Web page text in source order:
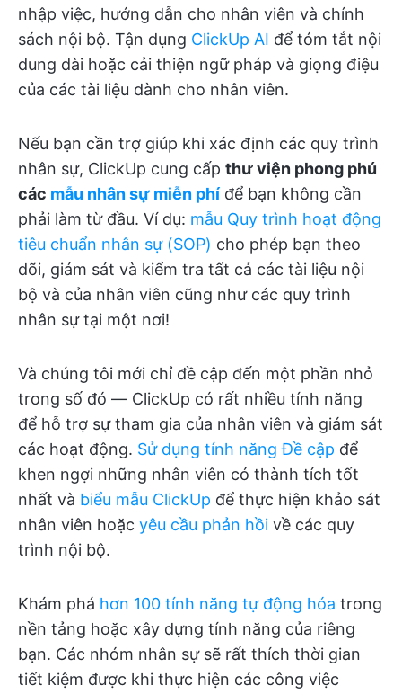
nhập việc, hướng dẫn cho nhân viên và chính
sách nội bộ. Tận dụng ClickUp AI để tóm tắt nội
dung dài hoặc cải thiện ngữ pháp và giọng điệu
của các tài liệu dành cho nhân viên.
Nếu bạn cần trợ giúp khi xác định các quy trình
nhân sự, ClickUp cung cấp thư viện phong phú
các mẫu nhân sự miễn phí để bạn không cần
phải làm từ đầu. Ví dụ: mẫu Quy trình hoạt động
tiêu chuẩn nhân sự (SOP) cho phép bạn theo
dõi, giám sát và kiểm tra tất cả các tài liệu nội
bộ và của nhân viên cũng như các quy trình
nhân sự tại một nơi!
Và chúng tôi mới chỉ đề cập đến một phần nhỏ
trong số đó — ClickUp có rất nhiều tính năng
để hỗ trợ sự tham gia của nhân viên và giám sát
các hoạt động. Sử dụng tính năng Đề cập để
khen ngợi những nhân viên có thành tích tốt
nhất và biểu mẫu ClickUp để thực hiện khảo sát
nhân viên hoặc yêu cầu phản hồi về các quy
trình nội bộ.
Khám phá hơn 100 tính năng tự động hóa trong
nền tảng hoặc xây dựng tính năng của riêng
bạn. Các nhóm nhân sự sẽ rất thích thời gian
tiết kiệm được khi thực hiện các công việc